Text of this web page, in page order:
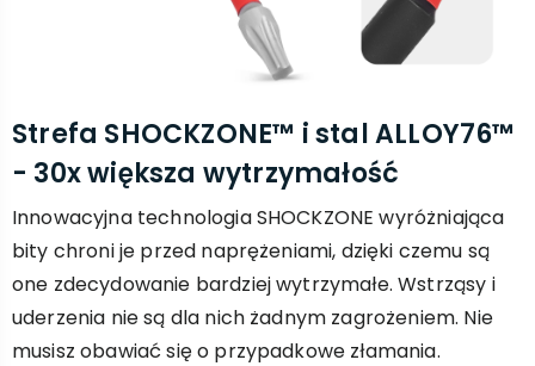
Strefa SHOCKZONE™ i stal ALLOY76™
- 30x większa wytrzymałość
Innowacyjna technologia SHOCKZONE wyróżniająca
bity chroni je przed naprężeniami, dzięki czemu są
one zdecydowanie bardziej wytrzymałe. Wstrząsy i
uderzenia nie są dla nich żadnym zagrożeniem. Nie
musisz obawiać się o przypadkowe złamania.